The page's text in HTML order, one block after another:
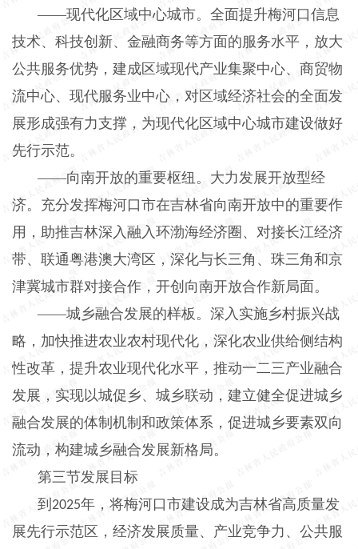
——现代化区域中心城市。全面提升梅河口信息
技术、科技创新、金融商务等方面的服务水平，放大
公共服务优势，建成区域现代产业集聚中心、商贸物
流中心、现代服务业中心，对区域经济社会的全面发
展形成强有力支撑，为现代化区域中心城市建设做好
先行示范。
——向南开放的重要枢纽。大力发展开放型经
济。充分发挥梅河口市在吉林省向南开放中的重要作
用，助推吉林深入融入环渤海经济圈、对接长江经济
带、联通粤港澳大湾区，深化与长三角、珠三角和京
津冀城市群对接合作，开创向南开放合作新局面。
——城乡融合发展的样板。深入实施乡村振兴战
略，加快推进农业农村现代化，深化农业供给侧结构
性改革，提升农业现代化水平，推动一二三产业融合
发展，实现以城促乡、城乡联动，建立健全促进城乡
融合发展的体制机制和政策体系，促进城乡要素双向
流动，构建城乡融合发展新格局。
第三节发展目标
到 2025年，将梅河口市建设成为吉林省高质量发
展先行示范区，经济发展质量、产业竞争力、公共服